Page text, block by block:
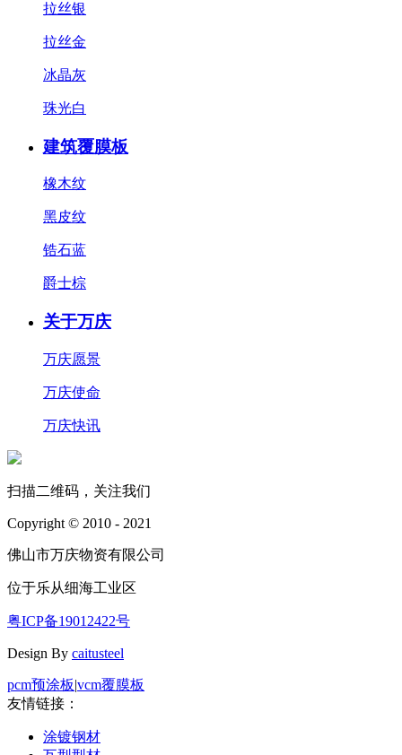
拉丝银
拉丝金
冰晶灰
珠光白
建筑覆膜板
橡木纹
黑皮纹
锆石蓝
爵士棕
关于万庆
万庆愿景
万庆使命
万庆快讯
扫描二维码，关注我们
Copyright © 2010 - 2021
佛山市万庆物资有限公司
位于乐从细海工业区
粤ICP备19012422号
Design By caitusteel
pcm预涂板|vcm覆膜板
友情链接：
涂镀钢材